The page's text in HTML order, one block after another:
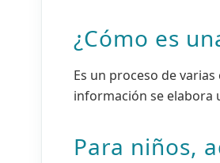
¿Cómo es
Es un proceso de
información se elabora
Para niños,